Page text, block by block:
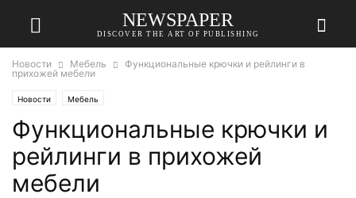
NEWSPAPER
DISCOVER THE ART OF PUBLISHING
Новости Мебель
Функциональные крючки и рейлинги в
прихожей мебели
Новости Мебель
Функциональные крючки и
рейлинги в прихожей
мебели